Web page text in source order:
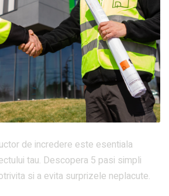
de incredere este esentiala
tau. Descopera 5 pasi simpli
si a evita surprizele neplacute.